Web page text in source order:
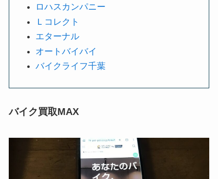
ロハスカンパニー
Ｌコレクト
エターナル
オートバイバイ
バイクライフ千葉
バイク買取MAX